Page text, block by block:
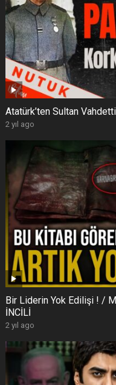
Atatürk’ten Sultan
2 yıl ago
Bir Liderin Yok Edilişi ! /
İNCİLİ
2 yıl ago